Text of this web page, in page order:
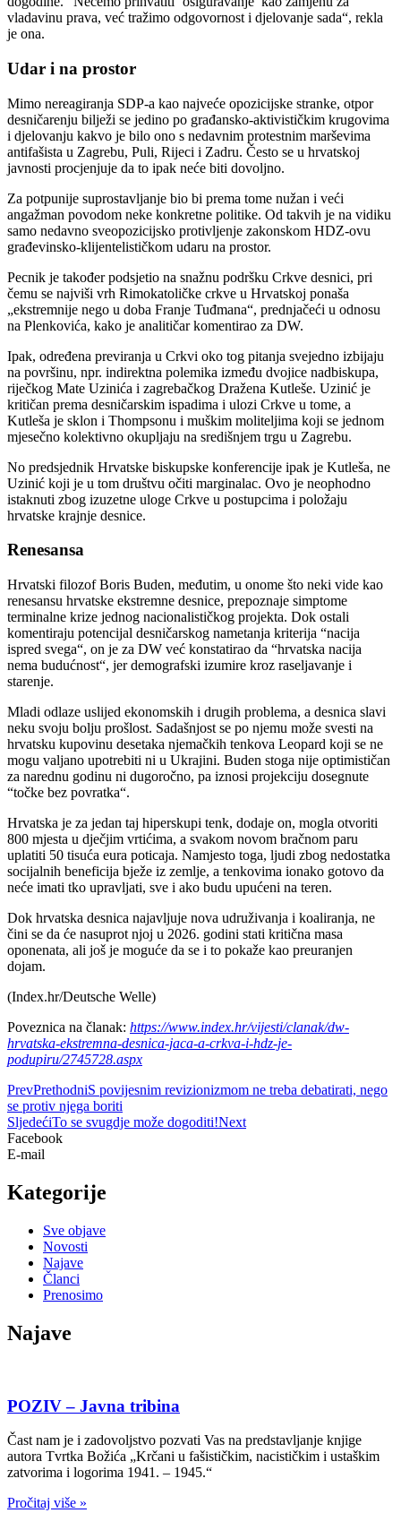
vladavinu prava, već tražimo odgovornost i djelovanje sada“, rekla
je ona.
Udar i na prostor
Mimo nereagiranja SDP-a kao najveće opozicijske stranke, otpor
desničarenju bilježi se jedino po građansko-aktivističkim krugovima
i djelovanju kakvo je bilo ono s nedavnim protestnim marševima
antifašista u Zagrebu, Puli, Rijeci i Zadru. Često se u hrvatskoj
javnosti procjenjuje da to ipak neće biti dovoljno.
Za potpunije suprostavljanje bio bi prema tome nužan i veći
angažman povodom neke konkretne politike. Od takvih je na vidiku
samo nedavno sveopozicijsko protivljenje zakonskom HDZ-ovu
građevinsko-klijentelističkom udaru na prostor.
Pecnik je također podsjetio na snažnu podršku Crkve desnici, pri
čemu se najviši vrh Rimokatoličke crkve u Hrvatskoj ponaša
„ekstremnije nego u doba Franje Tuđmana“, prednjačeći u odnosu
na Plenkovića, kako je analitičar komentirao za DW.
Ipak, određena previranja u Crkvi oko tog pitanja svejedno izbijaju
na površinu, npr. indirektna polemika između dvojice nadbiskupa,
riječkog Mate Uzinića i zagrebačkog Dražena Kutleše. Uzinić je
kritičan prema desničarskim ispadima i ulozi Crkve u tome, a
Kutleša je sklon i Thompsonu i muškim moliteljima koji se jednom
mjesečno kolektivno okupljaju na središnjem trgu u Zagrebu.
No predsjednik Hrvatske biskupske konferencije ipak je Kutleša, ne
Uzinić koji je u tom društvu očiti marginalac. Ovo je neophodno
istaknuti zbog izuzetne uloge Crkve u postupcima i položaju
hrvatske krajnje desnice.
Renesansa
Hrvatski filozof Boris Buden, međutim, u onome što neki vide kao
renesansu hrvatske ekstremne desnice, prepoznaje simptome
terminalne krize jednog nacionalističkog projekta. Dok ostali
komentiraju potencijal desničarskog nametanja kriterija “nacija
ispred svega“, on je za DW već konstatirao da “hrvatska nacija
nema budućnost“, jer demografski izumire kroz raseljavanje i
starenje.
Mladi odlaze uslijed ekonomskih i drugih problema, a desnica slavi
neku svoju bolju prošlost. Sadašnjost se po njemu može svesti na
hrvatsku kupovinu desetaka njemačkih tenkova Leopard koji se ne
mogu valjano upotrebiti ni u Ukrajini. Buden stoga nije optimističan
za narednu godinu ni dugoročno, pa iznosi projekciju dosegnute
“točke bez povratka“.
Hrvatska je za jedan taj hiperskupi tenk, dodaje on, mogla otvoriti
800 mjesta u dječjim vrtićima, a svakom novom bračnom paru
uplatiti 50 tisuća eura poticaja. Namjesto toga, ljudi zbog nedostatka
socijalnih beneficija bježe iz zemlje, a tenkovima ionako gotovo da
neće imati tko upravljati, sve i ako budu upućeni na teren.
Dok hrvatska desnica najavljuje nova udruživanja i koaliranja, ne
čini se da će nasuprot njoj u 2026. godini stati kritična masa
oponenata, ali još je moguće da se i to pokaže kao preuranjen
dojam.
(Index.hr/Deutsche Welle)
Poveznica na članak: https://www.index.hr/vijesti/clanak/dw-
hrvatska-ekstremna-desnica-jaca-a-crkva-i-hdz-je-
podupiru/2745728.aspx
PrevPrethodniS povijesnim revizionizmom ne treba debatirati, nego
se protiv njega boriti
SljedećiTo se svugdje može dogoditi!Next
Facebook
E-mail
Kategorije
Sve objave
Novosti
Najave
Članci
Prenosimo
Najave
POZIV – Javna tribina
Čast nam je i zadovoljstvo pozvati Vas na predstavljanje knjige
autora Tvrtka Božića „Krčani u fašističkim, nacističkim i ustaškim
zatvorima i logorima 1941. – 1945.“
Pročitaj više »